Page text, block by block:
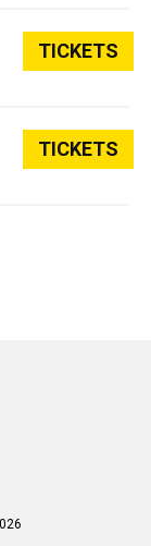
TICKETS
TICKETS